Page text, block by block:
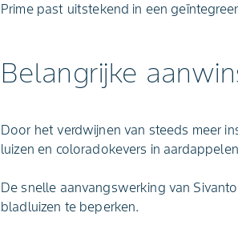
Prime past uitstekend in een
Belangrijke
Door het verdwijnen van steeds meer
luizen en coloradokevers in
De snelle aanvangswerking van
bladluizen te beperken.